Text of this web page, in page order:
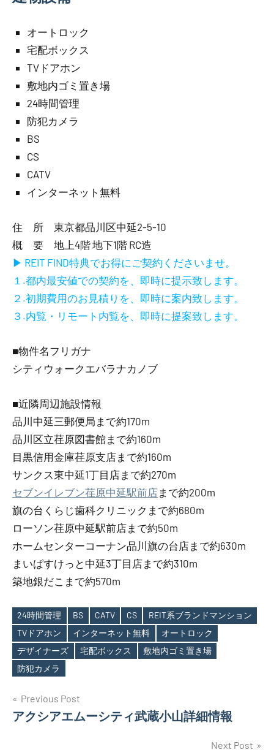
オートロック
宅配ボックス
TVドアホン
敷地内ゴミ置き場
24時間管理
防犯カメラ
BS
CS
CATV
インターネット無料
住 所 東京都品川区中延2-5-10
概 要 地上4階 地下1階 RC造
▶ REIT FIND特典でお得にご契約くださいませ。
１.都内最安値での契約を、即時に提示致します。
２.初期費用のお見積りを、即時に案内致します。
３.内覧・リモート内覧を、即時に提案致します。
■物件名フリガナ
シティウォークエバラナカノブ
■近隣周辺施設情報
品川中延三郵便局まで約170m
品川区立荏原図書館まで約160m
目黒信用金庫荏原支店まで約160m
サンクス東中延1丁目店まで約270m
セブンイレブン荏原中延駅前店まで約200m
旗の台くらじ歯科クリニックまで約680m
ローソン荏原中延駅前店まで約50m
ホームセンターコーナン品川旗の台店まで約630m
まいばすけっと中延3丁目店まで約310m
築地銀だこまで約570m
Tags
24時間管理 BS CATV CS
REIT系ブランドマンション
TVドアホン
インターネット無料
オートロック
デザイナーズ
宅配ボックス
敷地内ゴミ置き場
防犯カメラ
投
稿
Previous Post
アクシアエムーシティ武蔵小山詳細情報
Next Post